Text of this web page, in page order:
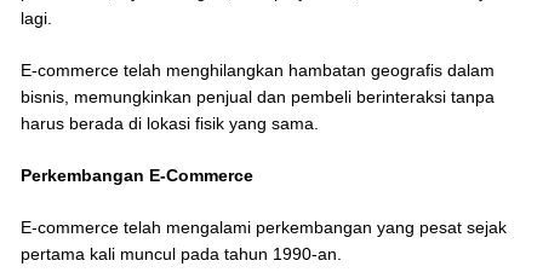
lagi.
E-commerce telah menghilangkan hambatan geografis dalam
bisnis, memungkinkan penjual dan pembeli berinteraksi tanpa
harus berada di lokasi fisik yang sama.
Perkembangan E-Commerce
E-commerce telah mengalami perkembangan yang pesat sejak
pertama kali muncul pada tahun 1990-an.